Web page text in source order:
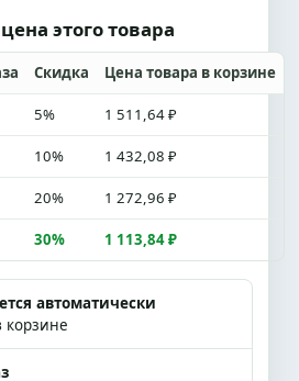
этого товара
Скидка Цена товара в корзине
5% 1 511,64 ₽
10% 1 432,08 ₽
20% 1 272,96 ₽
30% 1 113,84 ₽
автоматически
корзине